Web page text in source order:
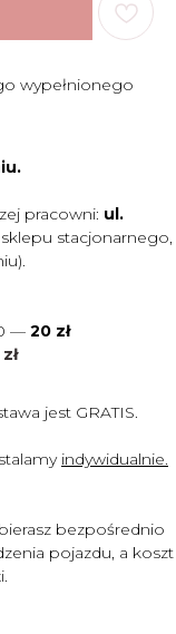
wypełnionego
pracowni: ul.
stacjonarnego,
— 20 zł
jest GRATIS.
indywidualnie.
bezpośrednio
pojazdu, a koszt